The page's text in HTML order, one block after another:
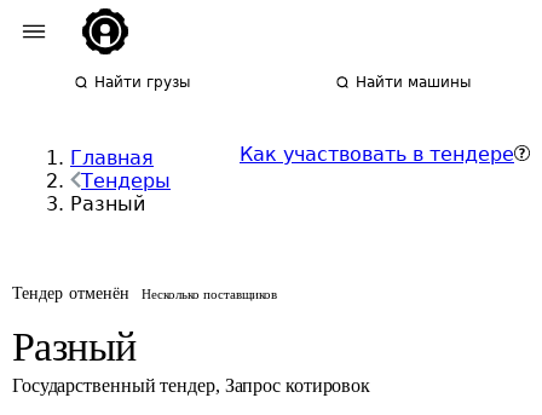
Найти грузы Найти машины
Главная
Тендеры
Разный
Как участвовать в тендере
Тендер отменён Несколько поставщиков
Разный
Государственный тендер, Запрос котировок